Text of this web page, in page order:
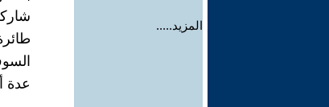
المزيد.....
عدة